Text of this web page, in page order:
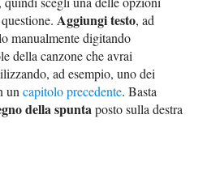
Aggiungi testo, ad
manualmente digitando
della canzone che avrai
ad esempio, uno dei
uncapitolo precedente. Basta
della spuntaposto sulla destra